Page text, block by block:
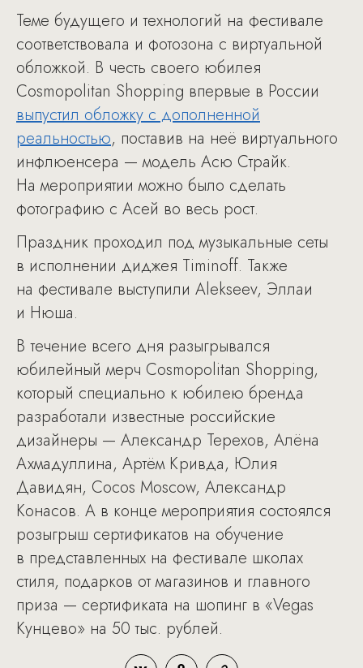
Теме будущего и технологий на фестивале
соответствовала и фотозона с виртуальной
обложкой. В честь своего юбилея
Cosmopolitan Shopping впервые в России
выпустил обложку с дополненной
реальностью, поставив на неё виртуального
инфлюенсера — модель Асю Страйк.
На мероприятии можно было сделать
фотографию с Асей во весь рост.
Праздник проходил под музыкальные сеты
в исполнении диджея Timinoff. Также
на фестивале выступили Alekseev, Эллаи
и Нюша.
В течение всего дня разыгрывался
юбилейный мерч Cosmopolitan Shopping,
который специально к юбилею бренда
разработали известные российские
дизайнеры — Александр Терехов, Алёна
Ахмадуллина, Артём Кривда, Юлия
Давидян, Cocos Moscow, Александр
Конасов. А в конце мероприятия состоялся
розыгрыш сертификатов на обучение
в представленных на фестивале школах
стиля, подарков от магазинов и главного
приза — сертификата на шопинг в «Vegas
Кунцево» на 50 тыс. рублей.